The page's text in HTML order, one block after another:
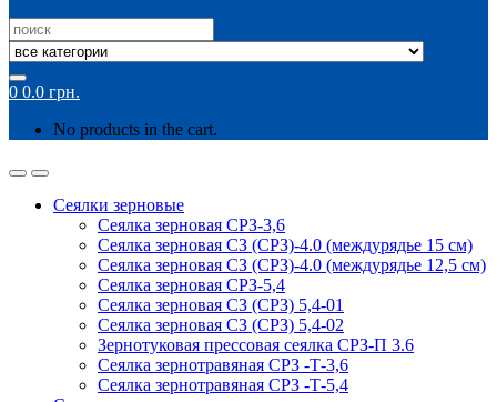
Search
for:
0 0.0 грн.
No products in the cart.
Сеялки зерновые
Сеялка зерновая СРЗ-3,6
Сеялка зерновая СЗ (СРЗ)-4.0 (междурядье 15 см)
Сеялка зерновая СЗ (СРЗ)-4.0 (междурядье 12,5 см)
Сеялка зерновая СРЗ-5,4
Сеялка зерновая СЗ (СРЗ) 5,4-01
Сеялка зерновая СЗ (СРЗ) 5,4-02
Зернотуковая прессовая сеялка СРЗ-П 3.6
Сеялка зернотравяная СРЗ -Т-3,6
Сеялка зернотравяная СРЗ -Т-5,4